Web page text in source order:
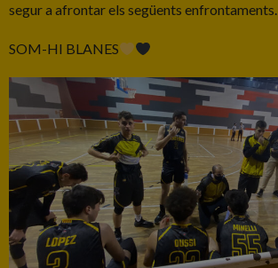
segur a afrontar els següents enfrontaments.
SOM-HI BLANES